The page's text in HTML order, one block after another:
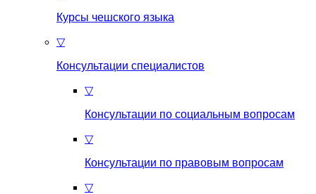
Курсы чешского языка
▽
Консультации специалистов
▽
Консультации по социальным вопросам
▽
Консультации по правовым вопросам
▽